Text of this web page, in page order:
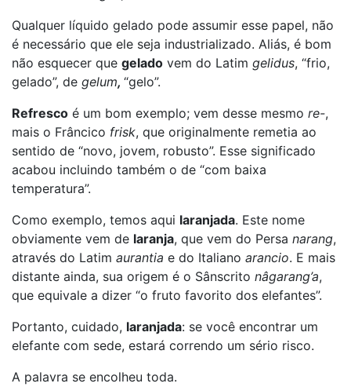
Qualquer líquido gelado pode assumir esse papel, não
é necessário que ele seja industrializado. Aliás, é bom
não esquecer que gelado vem do Latim gelidus, “frio,
gelado”, de gelum, “gelo”.
Refresco é um bom exemplo; vem desse mesmo re-,
mais o Frâncico frisk, que originalmente remetia ao
sentido de “novo, jovem, robusto”. Esse significado
acabou incluindo também o de “com baixa
temperatura”.
Como exemplo, temos aqui laranjada. Este nome
obviamente vem de laranja, que vem do Persa narang,
através do Latim aurantia e do Italiano arancio. E mais
distante ainda, sua origem é o Sânscrito nâgarang’a,
que equivale a dizer “o fruto favorito dos elefantes”.
Portanto, cuidado, laranjada: se você encontrar um
elefante com sede, estará correndo um sério risco.
A palavra se encolheu toda.